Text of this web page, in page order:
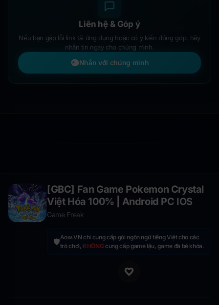
Liên hệ & Góp ý
Nếu bạn gặp lỗi link tải ứng dụng hoặc có ý kiến đóng góp, hãy
nhắn tin ngay cho chúng mình.
Nhắn với chúng mình
[GBC] Fan Game Pokemon Crystal
Việt Hóa 100% | Android PC IOS
Game Freak
🛡️Aow.VN chỉ cung cấp gói ngôn ngữ tiếng Việt cho các
trò chơi, KHÔNGcung cấp game lậu, game đã bẻ khóa.